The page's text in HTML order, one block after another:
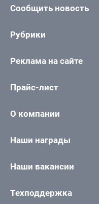
Сообщить новость
Рубрики
Реклама на сайте
Прайс-лист
О компании
Наши награды
Наши вакансии
Техподдержка